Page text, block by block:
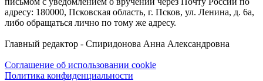
адресу: 180000, Псковская область, г. Псков, ул. Ленина, д. 6а,
либо обращаться лично по тому же адресу.
Главный редактор - Спиридонова Анна Александровна
Соглашение об использовании cookie
Политика конфиденциальности